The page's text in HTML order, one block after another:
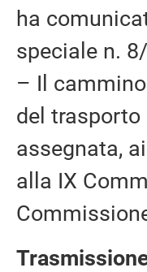
ha
speciale n.
– Il
del trasporto
assegnata,
alla IX